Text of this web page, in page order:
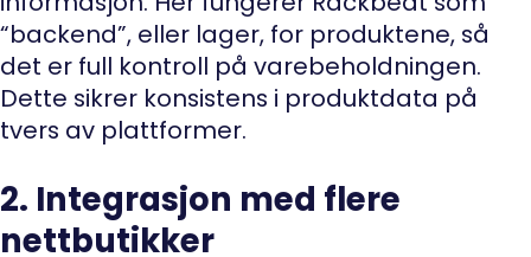
“backend”, eller lager, for produktene, så
det er full kontroll på varebeholdningen.
Dette sikrer konsistens i produktdata på
tvers av plattformer.
2. Integrasjon med flere
nettbutikker